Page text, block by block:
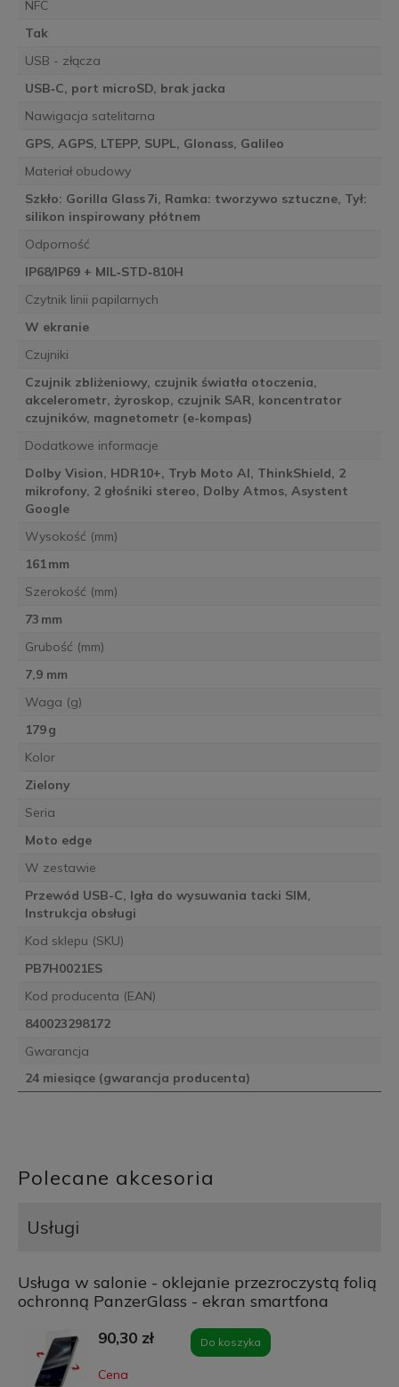
NFC
Tak
USB - złącza
USB‑C, port microSD, brak jacka
Nawigacja satelitarna
GPS, AGPS, LTEPP, SUPL, Glonass, Galileo
Materiał obudowy
Szkło: Gorilla Glass 7i, Ramka: tworzywo sztuczne, Tył:
silikon inspirowany płótnem
Odporność
IP68/IP69 + MIL‑STD‑810H
Czytnik linii papilarnych
W ekranie
Czujniki
Czujnik zbliżeniowy, czujnik światła otoczenia,
akcelerometr, żyroskop, czujnik SAR, koncentrator
czujników, magnetometr (e-kompas)
Dodatkowe informacje
Dolby Vision, HDR10+, Tryb Moto AI, ThinkShield, 2
mikrofony, 2 głośniki stereo, Dolby Atmos, Asystent
Google
Wysokość (mm)
161 mm
Szerokość (mm)
73 mm
Grubość (mm)
7,9 mm
Waga (g)
179 g
Kolor
Zielony
Seria
Moto edge
W zestawie
Przewód USB-C, Igła do wysuwania tacki SIM,
Instrukcja obsługi
Kod sklepu (SKU)
PB7H0021ES
Kod producenta (EAN)
840023298172
Gwarancja
24 miesiące (gwarancja producenta)
Polecane akcesoria
Usługi
Usługa w salonie - oklejanie przezroczystą folią
ochronną PanzerGlass - ekran smartfona
90,30 zł
Cena
Do koszyka